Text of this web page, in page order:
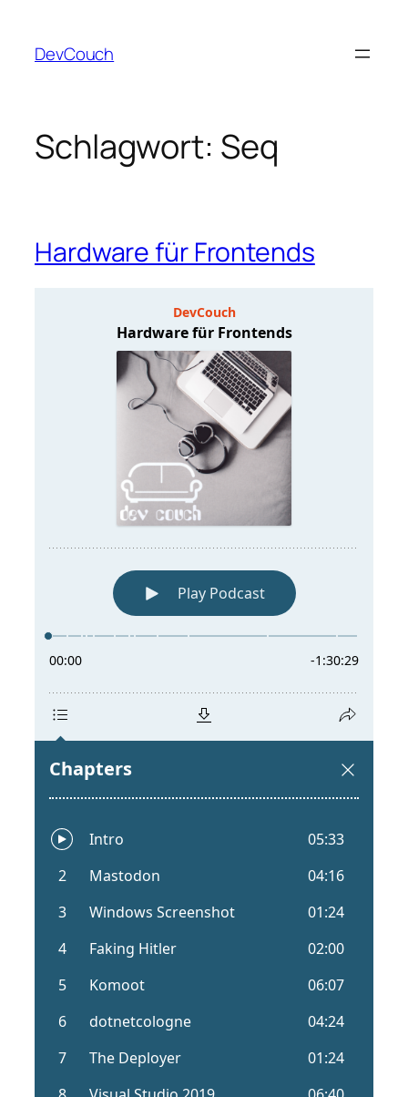
springen
DevCouch
Schlagwort: Seq
Hardware für Frontends